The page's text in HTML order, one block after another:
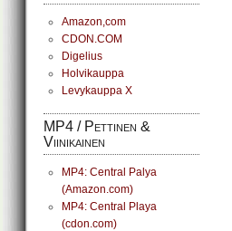
Amazon,com
CDON.COM
Digelius
Holvikauppa
Levykauppa X
MP4 / Pettinen &
Viinikainen
MP4: Central Palya
(Amazon.com)
MP4: Central Playa
(cdon.com)